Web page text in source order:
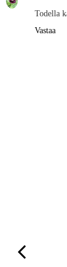
Todella
Vastaa